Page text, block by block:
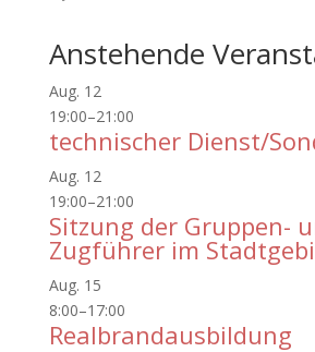
Anstehende
Aug. 12
19:00–21:00
technischer Dienst/
Aug. 12
19:00–21:00
Sitzung der Gruppen-
Zugführer im
Aug. 15
8:00–17:00
Realbrandausbildung